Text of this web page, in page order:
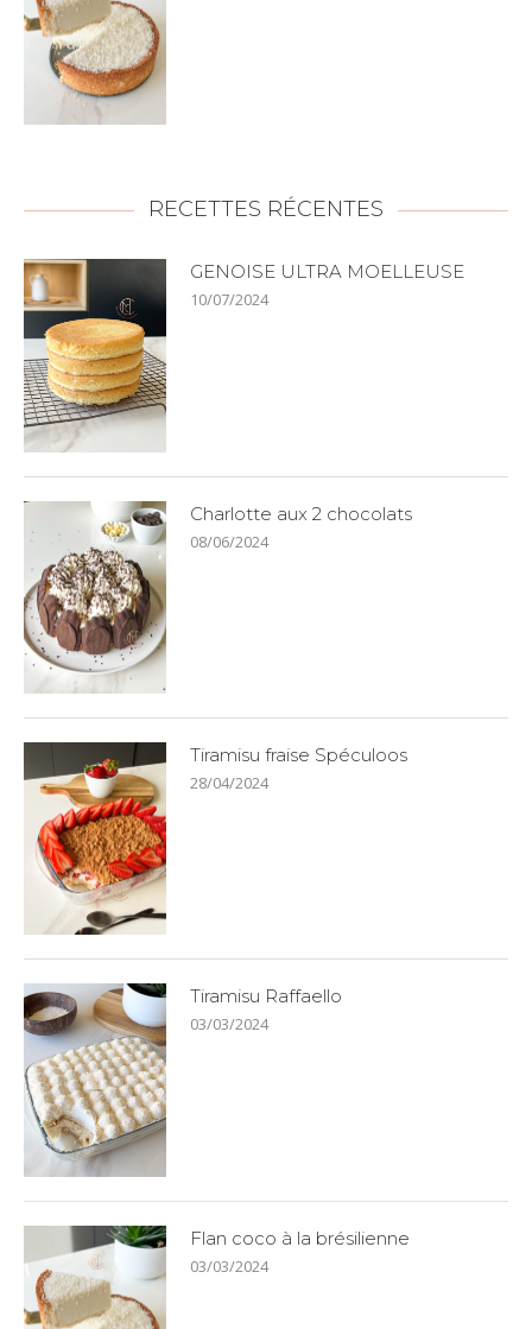
RECETTES RÉCENTES
GENOISE ULTRA MOELLEUSE
10/07/2024
Charlotte aux 2 chocolats
08/06/2024
Tiramisu fraise Spéculoos
28/04/2024
Tiramisu Raffaello
03/03/2024
Flan coco à la brésilienne
03/03/2024